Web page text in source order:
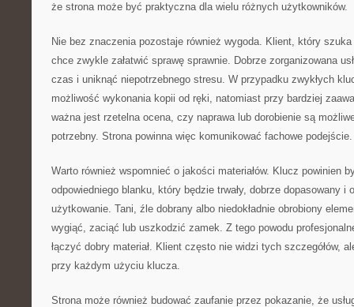
że strona może być praktyczna dla wielu różnych użytkowników.
Nie bez znaczenia pozostaje również wygoda. Klient, który
chce zwykle załatwić sprawę sprawnie. Dobrze zorganizowana
czas i uniknąć niepotrzebnego stresu. W przypadku zwykłych
możliwość wykonania kopii od ręki, natomiast przy bardziej
ważna jest rzetelna ocena, czy naprawa lub dorobienie są
potrzebny. Strona powinna więc komunikować fachowe podejście.
Warto również wspomnieć o jakości materiałów. Klucz powinien
odpowiedniego blanku, który będzie trwały, dobrze dopasowany i
użytkowanie. Tani, źle dobrany albo niedokładnie obrobiony
wygiąć, zaciąć lub uszkodzić zamek. Z tego powodu
łączyć dobry materiał. Klient często nie widzi tych szczegółów,
przy każdym użyciu klucza.
Strona może również budować zaufanie przez pokazanie, że